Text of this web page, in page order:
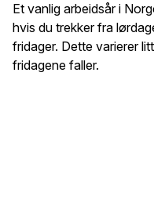
Et vanlig arbeidsår i
hvis du trekker fra
fridager. Dette varierer
fridagene faller.